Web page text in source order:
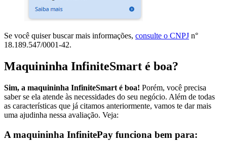
Se você quiser buscar mais informações, consulte o CNPJ n°
18.189.547/0001-42.
Maquininha InfiniteSmart é boa?
Sim, a maquininha InfiniteSmart é boa! Porém, você precisa
saber se ela atende às necessidades do seu negócio. Além de todas
as características que já citamos anteriormente, vamos te dar mais
uma ajudinha nessa avaliação. Veja:
A maquininha InfinitePay funciona bem para: